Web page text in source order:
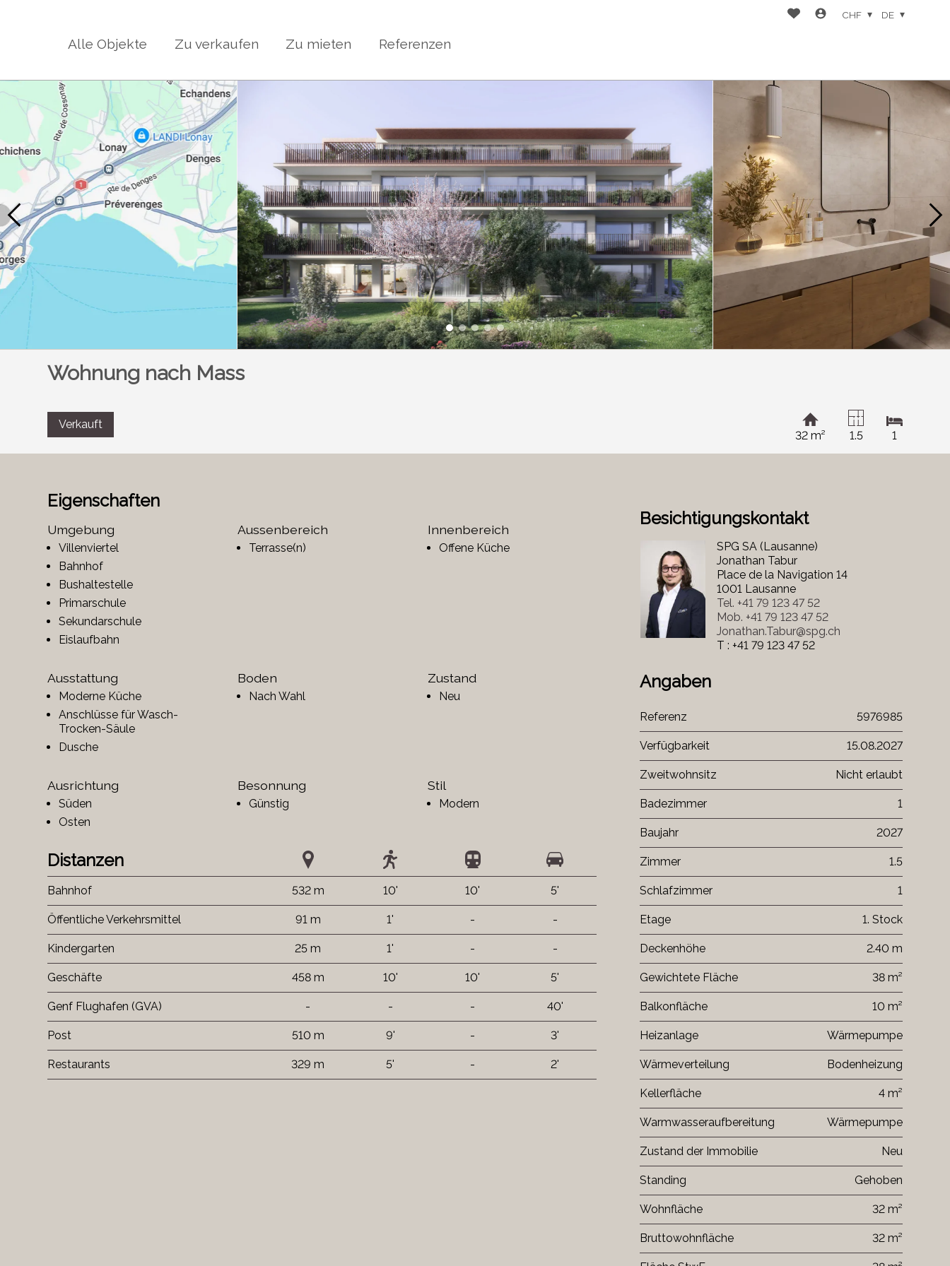
Alle Objekte Zu verkaufen Zu mieten Referenzen
CHF DE
Wohnung nach Mass
Verkauft
32 m²
1.5 1
Eigenschaften
Umgebung
Villenviertel
Bahnhof
Bushaltestelle
Primarschule
Sekundarschule
Eislaufbahn
Aussenbereich
Terrasse(n)
Innenbereich
Offene Küche
Ausstattung
Moderne Küche
Anschlüsse für Wasch-
Trocken-Säule
Dusche
Boden
Nach Wahl
Zustand
Neu
Ausrichtung
Süden
Osten
Besonnung
Günstig
Stil
Modern
Distanzen
Bahnhof 532 m 10' 10' 5'
Öffentliche Verkehrsmittel 91 m 1' - -
Kindergarten 25 m 1' - -
Geschäfte 458 m 10' 10' 5'
Genf Flughafen (GVA) - - - 40'
Post 510 m 9' - 3'
Restaurants 329 m 5' - 2'
Besichtigungskontakt
SPG SA (Lausanne)
Jonathan Tabur
Place de la Navigation 14
1001 Lausanne
Tel. +41 79 123 47 52
Mob. +41 79 123 47 52
Jonathan.Tabur@spg.ch
T : +41 79 123 47 52
Angaben
Referenz 5976985
Verfügbarkeit 15.08.2027
Zweitwohnsitz Nicht erlaubt
Badezimmer 1
Baujahr 2027
Zimmer 1.5
Schlafzimmer 1
Etage 1. Stock
Deckenhöhe 2.40 m
Gewichtete Fläche 38 m²
Balkonfläche 10 m²
Heizanlage Wärmepumpe
Wärmeverteilung Bodenheizung
Kellerfläche 4 m²
Warmwasseraufbereitung Wärmepumpe
Zustand der Immobilie Neu
Standing Gehoben
Wohnfläche 32 m²
Bruttowohnfläche 32 m²